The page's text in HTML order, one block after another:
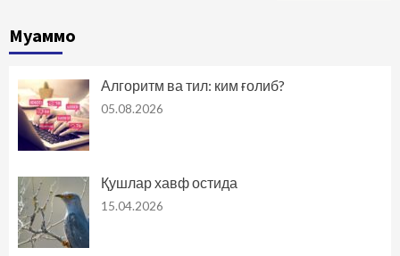
Муаммо
Алгоритм ва тил: ким ғолиб?
05.08.2026
Қушлар хавф остида
15.04.2026